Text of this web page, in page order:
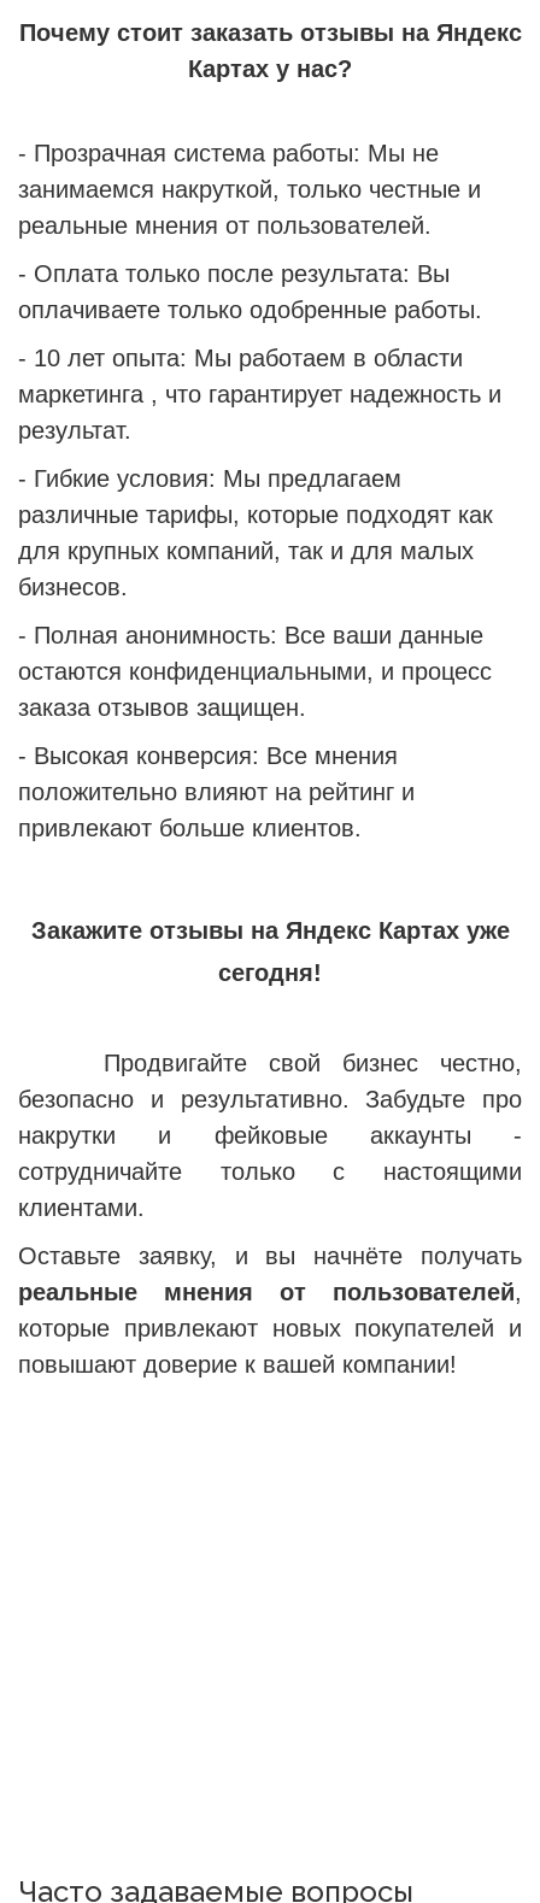
Почему стоит заказать отзывы на Яндекс
Картах у нас?
- Прозрачная система работы: Мы не
занимаемся накруткой, только честные и
реальные мнения от пользователей.
- Оплата только после результата: Вы
оплачиваете только одобренные работы.
- 10 лет опыта: Мы работаем в области
маркетинга , что гарантирует надежность и
результат.
- Гибкие условия: Мы предлагаем
различные тарифы, которые подходят как
для крупных компаний, так и для малых
бизнесов.
- Полная анонимность: Все ваши данные
остаются конфиденциальными, и процесс
заказа отзывов защищен.
- Высокая конверсия: Все мнения
положительно влияют на рейтинг и
привлекают больше клиентов.
Закажите отзывы на Яндекс Картах уже
сегодня!
Продвигайте свой бизнес честно,
безопасно и результативно. Забудьте про
накрутки и фейковые аккаунты -
сотрудничайте только с настоящими
клиентами.
Оставьте заявку, и вы начнёте получать
реальные мнения от пользователей,
которые привлекают новых покупателей и
повышают доверие к вашей компании!
Часто задаваемые вопросы